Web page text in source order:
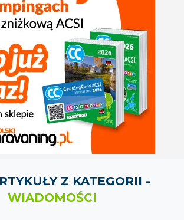
Z KATEGORII -
WIADOMOŚCI